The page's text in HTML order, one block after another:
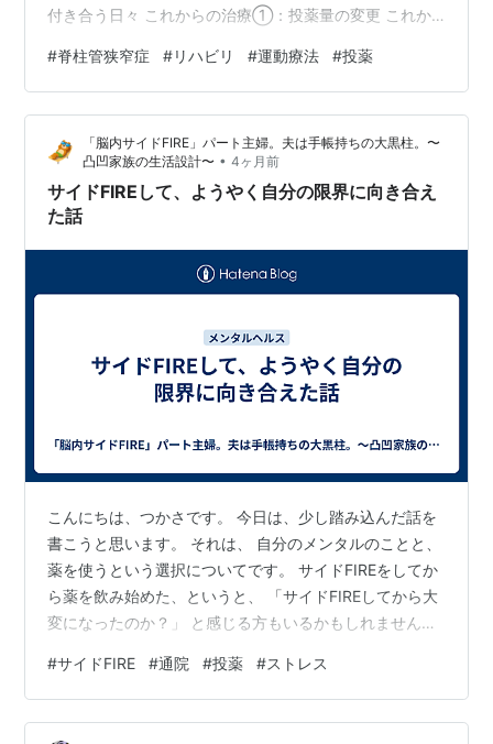
付き合う日々 これからの治療①：投薬量の変更 これか
療法の内容 その他 はじめに まさかねえ・・・自分が脊
柱管狭窄症になるとはいまだに信じられないと思うこと
しばしば。この疾患、そのように診断されたのは去年4月
だったのだが、症状が発症していたのはその前年にな
る。 mnoguti.hatenablog.com そもそも …
#脊柱管狭窄症 #リハビリ #運動療法 #投薬
「脳内サイドFIRE」パート主婦。夫は手帳持ちの大黒柱。〜
凸凹家族の生活設計〜 • 4ヶ月前
サイドFIREして、ようやく自分の限界に向き合え
た話
こんにちは、つかさです。 今日は、少し踏み込んだ話を
書こうと思います。 それは、 自分のメンタルのことと、
薬を使うという選択についてです。 サイドFIREをしてか
ら薬を飲み始めた、というと、 「サイドFIREしてから大
変になったのか？」 と感じる方もいるかもしれません。
頃から、すでにかなり限界に近い状態でした。 今日は、
前回に引き続き、その経緯を正直に書いてみようと思い
ます。 tsukasa-mama.hatenablog.com イライラは、サ
#サイドFIRE #通院 #投薬 #ストレス